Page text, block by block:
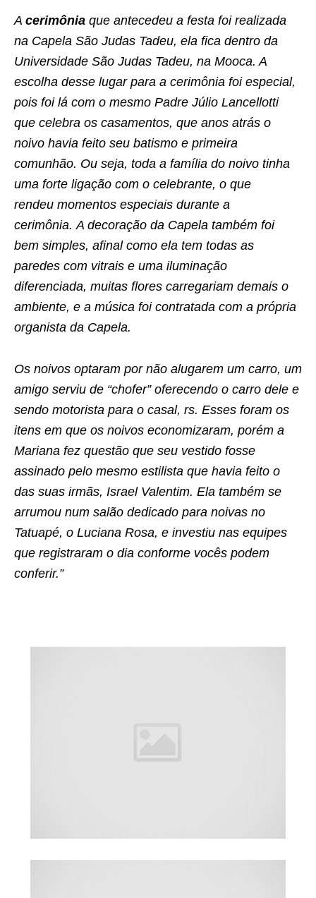
A cerimônia que antecedeu a festa foi realizada
na Capela São Judas Tadeu, ela fica dentro da
Universidade São Judas Tadeu, na Mooca. A
escolha desse lugar para a cerimônia foi especial,
pois foi lá com o mesmo Padre Júlio Lancellotti
que celebra os casamentos, que anos atrás o
noivo havia feito seu batismo e primeira
comunhão. Ou seja, toda a família do noivo tinha
uma forte ligação com o celebrante, o que
rendeu momentos especiais durante a
cerimônia. A decoração da Capela também foi
bem simples, afinal como ela tem todas as
paredes com vitrais e uma iluminação
diferenciada, muitas flores carregariam demais o
ambiente, e a música foi contratada com a própria
organista da Capela.
Os noivos optaram por não alugarem um carro, um
amigo serviu de “chofer” oferecendo o carro dele e
sendo motorista para o casal, rs. Esses foram os
itens em que os noivos economizaram, porém a
Mariana fez questão que seu vestido fosse
assinado pelo mesmo estilista que havia feito o
das suas irmãs, Israel Valentim. Ela também se
arrumou num salão dedicado para noivas no
Tatuapé, o Luciana Rosa, e investiu nas equipes
que registraram o dia conforme vocês podem
conferir.”